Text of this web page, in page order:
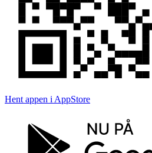
Hent appen i AppStore